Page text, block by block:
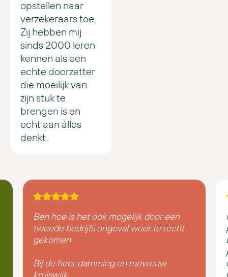
opstellen naar
verzekeraars toe.
Zij hebben mij
sinds 2000 leren
kennen als een
echte doorzetter
die moeilijk van
zijn stuk te
brengen is en
echt aan álles
denkt.
Ben hoe is het ook mogelijk door een
tweede bedrijfs ongeval weer te recht
gekomen
Bij de heer damming en mevrouw
kruiswijk